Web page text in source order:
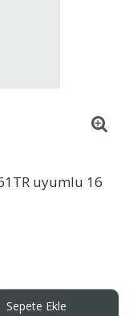
uyumlu 16
Sepete Ekle